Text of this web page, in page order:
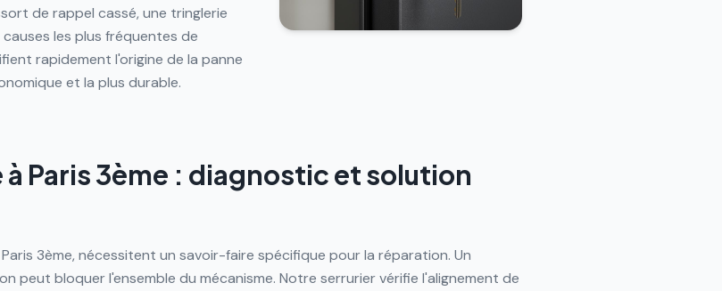
de rappel cassé, une tringlerie
les plus fréquentes de
rapidement l'origine de la panne
et la plus durable.
Paris 3ème : diagnostic et solution
3ème, nécessitent un savoir-faire spécifique pour la réparation. Un
peut bloquer l'ensemble du mécanisme. Notre serrurier vérifie l'alignement de